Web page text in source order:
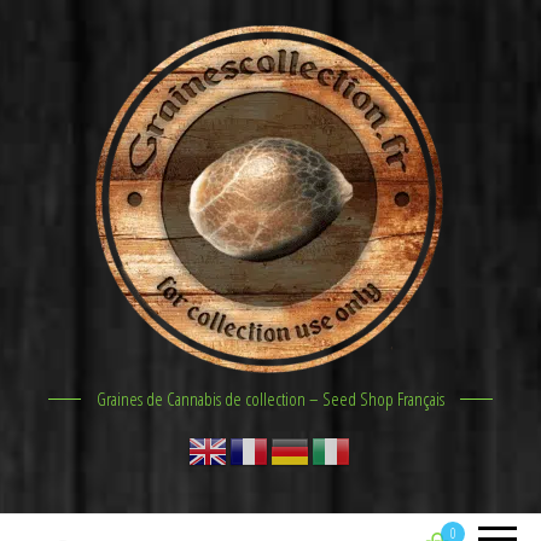
Graines de Cannabis de collection – Seed Shop Français
0